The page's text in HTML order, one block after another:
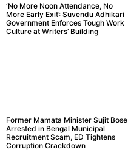
‘No More Noon Attendance, No
More Early Exit’: Suvendu Adhikari
Government Enforces Tough Work
Culture at Writers’ Building
Former Mamata Minister Sujit Bose
Arrested in Bengal Municipal
Recruitment Scam, ED Tightens
Corruption Crackdown